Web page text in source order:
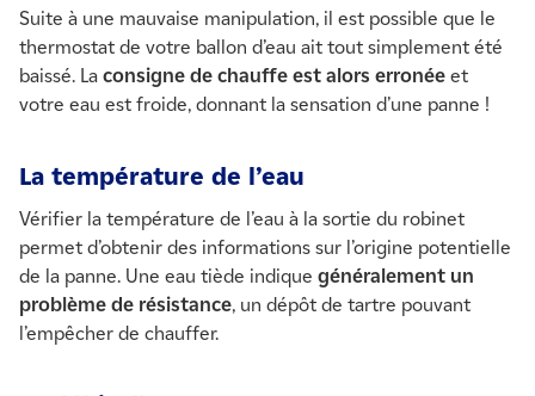
Suite à une mauvaise manipulation, il est possible que le
thermostat de votre ballon d’eau ait tout simplement été
baissé. La consigne de chauffe est alors erronée et
votre eau est froide, donnant la sensation d’une panne !
La température de l’eau
Vérifier la température de l’eau à la sortie du robinet
permet d’obtenir des informations sur l’origine potentielle
de la panne. Une eau tiède indique généralement un
problème de résistance, un dépôt de tartre pouvant
l’empêcher de chauffer.